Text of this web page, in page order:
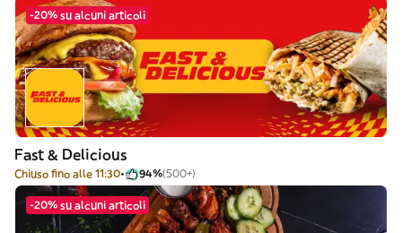
-20% su alcuni articoli
Fast & Delicious
Chiuso fino alle 11:30 94%(500+)
-20% su alcuni articoli